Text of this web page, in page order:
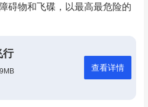
碍物和飞碟，以最高最危险的
行
查看详情